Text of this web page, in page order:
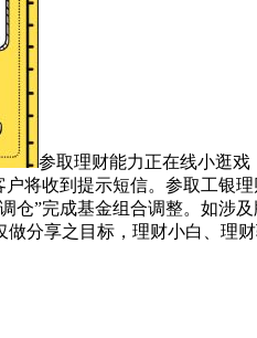
参取理财能力正在线小逛
将收到提示短信。参取工银
”完成基金组合调整。如涉及
分享之目标，理财小白、理